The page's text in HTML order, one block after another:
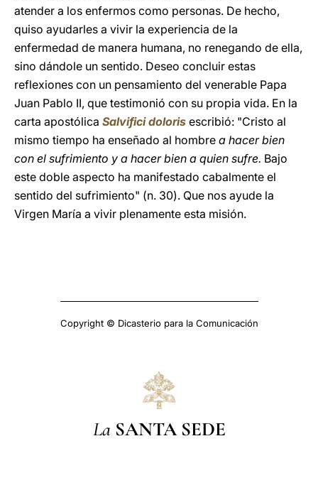
atender a los enfermos como personas. De hecho,
quiso ayudarles a vivir la experiencia de la
enfermedad de manera humana, no renegando de ella,
sino dándole un sentido. Deseo concluir estas
reflexiones con un pensamiento del venerable Papa
Juan Pablo II, que testimonió con su propia vida. En la
carta apostólica Salvifici doloris escribió: "Cristo al
mismo tiempo ha enseñado al hombre a hacer bien
con el sufrimiento y a hacer bien a quien sufre. Bajo
este doble aspecto ha manifestado cabalmente el
sentido del sufrimiento" (n. 30). Que nos ayude la
Virgen María a vivir plenamente esta misión.
Copyright © Dicasterio para la Comunicación
La SANTA SEDE